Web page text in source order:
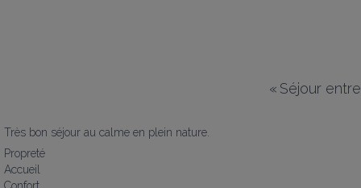
« Séjour
Très bon séjour au calme en plein nature.
Propreté
Accueil